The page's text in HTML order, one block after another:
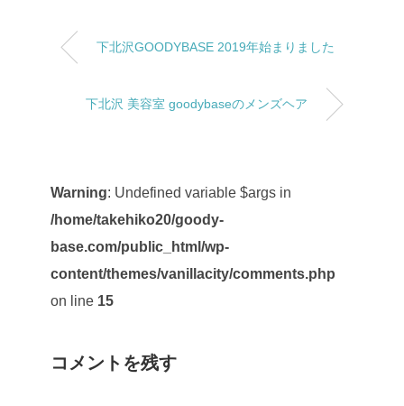
下北沢GOODYBASE 2019年始まりました
下北沢 美容室 goodybaseのメンズヘア
Warning: Undefined variable $args in
/home/takehiko20/goody-
base.com/public_html/wp-
content/themes/vanillacity/comments.php
on line 15
コメントを残す